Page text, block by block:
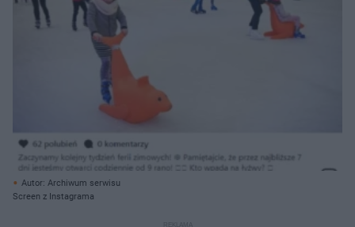
Autor: Archiwum serwisu
Screen z Instagrama